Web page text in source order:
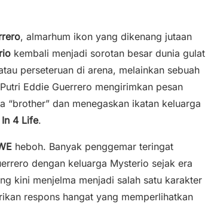
, almarhum ikon yang dikenang jutaan
kembali menjadi sorotan besar dunia gulat
perseteruan di arena, melainkan sebuah
Eddie Guerrero mengirimkan pesan
“brother” dan menegaskan ikatan keluarga
4 Life.
heboh. Banyak penggemar teringat
dengan keluarga Mysterio sejak era
kini menjelma menjadi salah satu karakter
respons hangat yang memperlihatkan